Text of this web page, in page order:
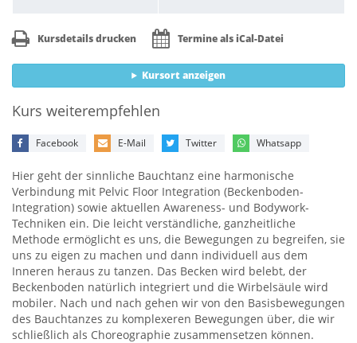
Kursdetails drucken Termine als iCal-Datei
Kursort anzeigen
Kurs weiterempfehlen
Facebook E-Mail Twitter Whatsapp
Hier geht der sinnliche Bauchtanz eine harmonische
Verbindung mit Pelvic Floor Integration (Beckenboden-
Integration) sowie aktuellen Awareness- und Bodywork-
Techniken ein. Die leicht verständliche, ganzheitliche
Methode ermöglicht es uns, die Bewegungen zu begreifen, sie
uns zu eigen zu machen und dann individuell aus dem
Inneren heraus zu tanzen. Das Becken wird belebt, der
Beckenboden natürlich integriert und die Wirbelsäule wird
mobiler. Nach und nach gehen wir von den Basisbewegungen
des Bauchtanzes zu komplexeren Bewegungen über, die wir
schließlich als Choreographie zusammensetzen können.